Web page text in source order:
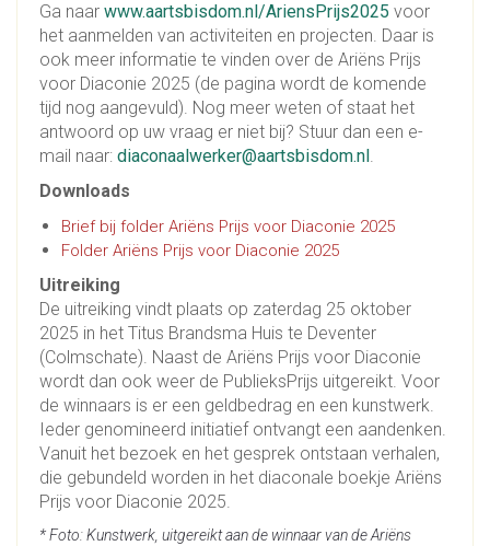
Ga naar www.aartsbisdom.nl/AriensPrijs2025 voor
het aanmelden van activiteiten en projecten. Daar is
ook meer informatie te vinden over de Ariëns Prijs
voor Diaconie 2025 (de pagina wordt de komende
tijd nog aangevuld). Nog meer weten of staat het
antwoord op uw vraag er niet bij? Stuur dan een e-
mail naar: diaconaalwerker@aartsbisdom.nl .
Downloads
Brief bij folder Ariëns Prijs voor Diaconie 2025
Folder Ariëns Prijs voor Diaconie 2025
Uitreiking
De uitreiking vindt plaats op zaterdag 25 oktober
2025 in het Titus Brandsma Huis te Deventer
(Colmschate). Naast de Ariëns Prijs voor Diaconie
wordt dan ook weer de PublieksPrijs uitgereikt. Voor
de winnaars is er een geldbedrag en een kunstwerk.
Ieder genomineerd initiatief ontvangt een aandenken.
Vanuit het bezoek en het gesprek ontstaan verhalen,
die gebundeld worden in het diaconale boekje Ariëns
Prijs voor Diaconie 2025.
* Foto: Kunstwerk, uitgereikt aan de winnaar van de Ariëns